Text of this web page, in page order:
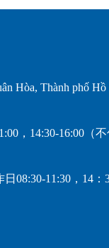
Hòa, Thành phố
，14:30-16:00（不
08:30-11:30，14：